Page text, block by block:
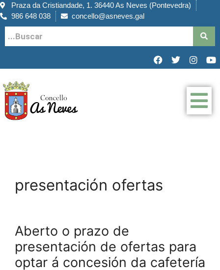
Praza da Cristiandade, 1. 36440 As Neves (Pontevedra)
986 648 038
concello@asneves.gal
presentación ofertas
Aberto o prazo de
presentación de ofertas para
optar á concesión da cafetería